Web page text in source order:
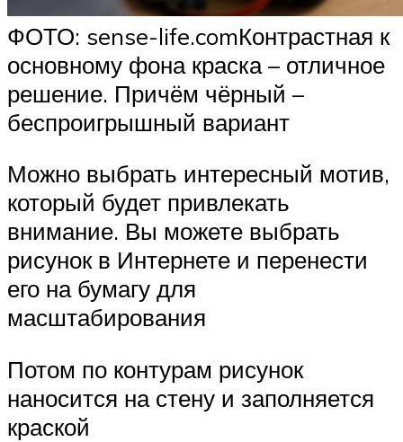
ФОТО: sense-life.comКонтрастная к
основному фона краска – отличное
решение. Причём чёрный –
беспроигрышный вариант
Можно выбрать интересный мотив,
который будет привлекать
внимание. Вы можете выбрать
рисунок в Интернете и перенести
его на бумагу для
масштабирования
Потом по контурам рисунок
наносится на стену и заполняется
краской